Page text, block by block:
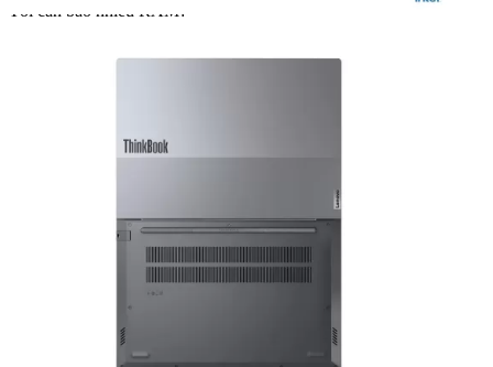
Tôi cần bao nhiêu RAM?
Trung bình